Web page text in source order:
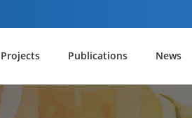
Projects Publications News